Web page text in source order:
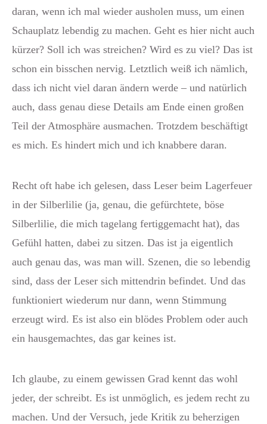
daran, wenn ich mal wieder ausholen muss, um einen
Schauplatz lebendig zu machen. Geht es hier nicht auch
kürzer? Soll ich was streichen? Wird es zu viel? Das ist
schon ein bisschen nervig. Letztlich weiß ich nämlich,
dass ich nicht viel daran ändern werde – und natürlich
auch, dass genau diese Details am Ende einen großen
Teil der Atmosphäre ausmachen. Trotzdem beschäftigt
es mich. Es hindert mich und ich knabbere daran.
Recht oft habe ich gelesen, dass Leser beim Lagerfeuer
in der Silberlilie (ja, genau, die gefürchtete, böse
Silberlilie, die mich tagelang fertiggemacht hat), das
Gefühl hatten, dabei zu sitzen. Das ist ja eigentlich
auch genau das, was man will. Szenen, die so lebendig
sind, dass der Leser sich mittendrin befindet. Und das
funktioniert wiederum nur dann, wenn Stimmung
erzeugt wird. Es ist also ein blödes Problem oder auch
ein hausgemachtes, das gar keines ist.
Ich glaube, zu einem gewissen Grad kennt das wohl
jeder, der schreibt. Es ist unmöglich, es jedem recht zu
machen. Und der Versuch, jede Kritik zu beherzigen